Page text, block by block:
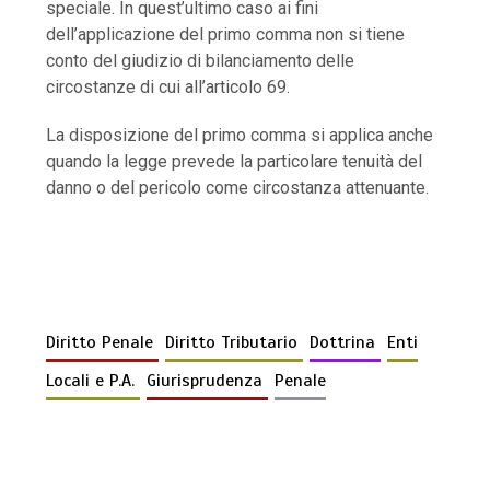
speciale. In quest’ultimo caso ai fini
dell’applicazione del primo comma non si tiene
conto del giudizio di bilanciamento delle
circostanze di cui all’articolo 69.
La disposizione del primo comma si applica anche
quando la legge prevede la particolare tenuità del
danno o del pericolo come circostanza attenuante.
Diritto Penale Diritto Tributario Dottrina
Enti
Locali e P.A. Giurisprudenza Penale